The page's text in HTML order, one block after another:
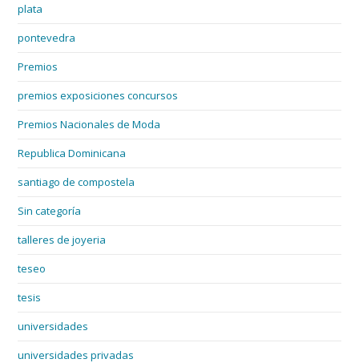
plata
pontevedra
Premios
premios exposiciones concursos
Premios Nacionales de Moda
Republica Dominicana
santiago de compostela
Sin categoría
talleres de joyeria
teseo
tesis
universidades
universidades privadas